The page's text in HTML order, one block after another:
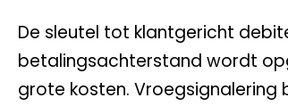
De sleutel tot klantgericht
betalingsachterstand wordt
grote kosten.